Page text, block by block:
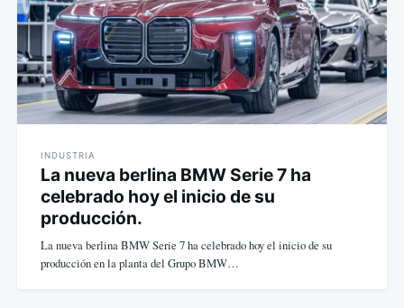
INDUSTRIA
La nueva berlina BMW Serie 7 ha
celebrado hoy el inicio de su
producción.
La nueva berlina BMW Serie 7 ha celebrado hoy el inicio de su
producción en la planta del Grupo BMW…